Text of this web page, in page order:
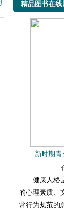
精品图书在线
新时期青
健康人格
的心理素质、
常行为规范的